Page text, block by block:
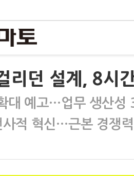
리던 설계, 8시
대 예고…업무 생산성
사적 혁신…근본 경쟁